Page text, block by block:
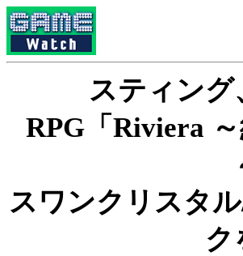
スティン
RPG「Riviera
スワンクリスタ
ク